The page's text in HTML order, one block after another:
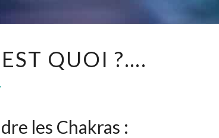
QUOI ?….
les Chakras :